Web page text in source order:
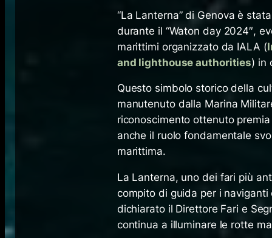
“La Lanterna” di Genova è
durante il “Waton day 2024″,
marittimi organizzato da IALA (
and lighthouse authorities) in
Questo simbolo storico della
manutenuto dalla Marina
riconoscimento ottenuto
anche il ruolo fondamentale
marittima.
La Lanterna, uno dei fari più
compito di guida per i naviganti
dichiarato il Direttore Fari e
continua a illuminare le rotte